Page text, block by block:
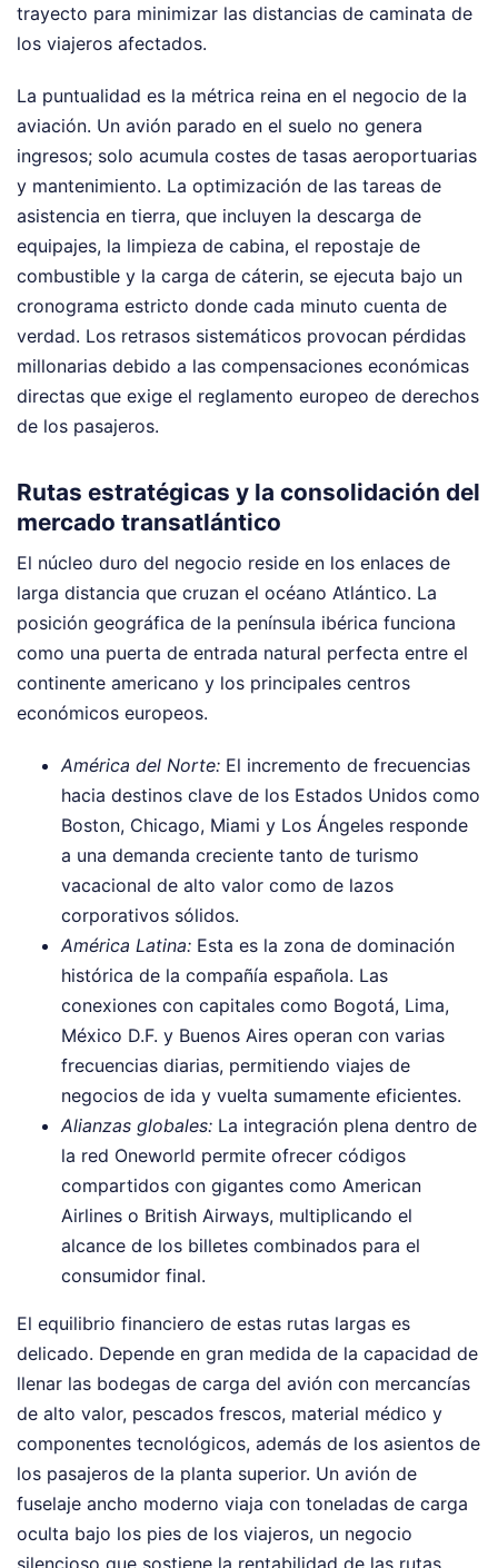
trayecto para minimizar las distancias de caminata de
los viajeros afectados.
La puntualidad es la métrica reina en el negocio de la
aviación. Un avión parado en el suelo no genera
ingresos; solo acumula costes de tasas aeroportuarias
y mantenimiento. La optimización de las tareas de
asistencia en tierra, que incluyen la descarga de
equipajes, la limpieza de cabina, el repostaje de
combustible y la carga de cáterin, se ejecuta bajo un
cronograma estricto donde cada minuto cuenta de
verdad. Los retrasos sistemáticos provocan pérdidas
millonarias debido a las compensaciones económicas
directas que exige el reglamento europeo de derechos
de los pasajeros.
Rutas estratégicas y la consolidación del
mercado transatlántico
El núcleo duro del negocio reside en los enlaces de
larga distancia que cruzan el océano Atlántico. La
posición geográfica de la península ibérica funciona
como una puerta de entrada natural perfecta entre el
continente americano y los principales centros
económicos europeos.
América del Norte: El incremento de frecuencias
hacia destinos clave de los Estados Unidos como
Boston, Chicago, Miami y Los Ángeles responde
a una demanda creciente tanto de turismo
vacacional de alto valor como de lazos
corporativos sólidos.
América Latina: Esta es la zona de dominación
histórica de la compañía española. Las
conexiones con capitales como Bogotá, Lima,
México D.F. y Buenos Aires operan con varias
frecuencias diarias, permitiendo viajes de
negocios de ida y vuelta sumamente eficientes.
Alianzas globales: La integración plena dentro de
la red Oneworld permite ofrecer códigos
compartidos con gigantes como American
Airlines o British Airways, multiplicando el
alcance de los billetes combinados para el
consumidor final.
El equilibrio financiero de estas rutas largas es
delicado. Depende en gran medida de la capacidad de
llenar las bodegas de carga del avión con mercancías
de alto valor, pescados frescos, material médico y
componentes tecnológicos, además de los asientos de
los pasajeros de la planta superior. Un avión de
fuselaje ancho moderno viaja con toneladas de carga
oculta bajo los pies de los viajeros, un negocio